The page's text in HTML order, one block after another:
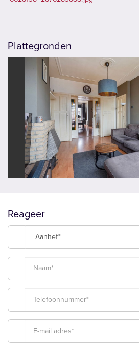
Plattegronden
vorige
Reageer
Aanhef*